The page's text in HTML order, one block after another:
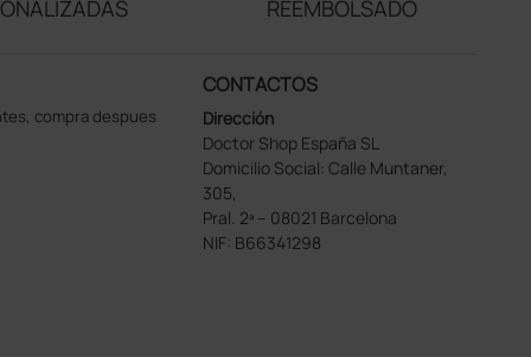
REEMBOLSADO
compra despues
CONTACTOS
Dirección
Doctor Shop España SL
Domicilio Social: Calle Muntaner,
305,
Pral. 2ª – 08021 Barcelona
NIF: B66341298